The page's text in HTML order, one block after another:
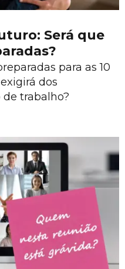
Será que
para as 10
dos
trabalho?